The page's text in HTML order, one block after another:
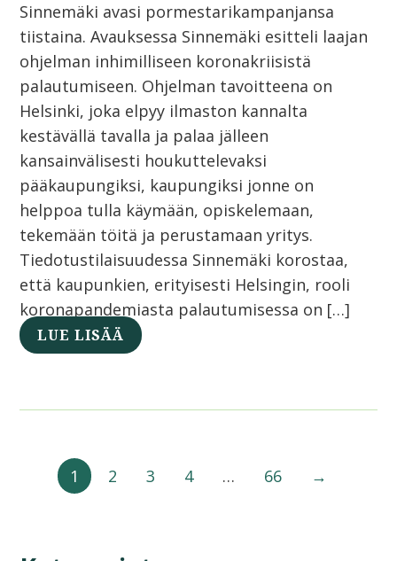
Sinnemäki avasi pormestarikampanjansa
tiistaina. Avauksessa Sinnemäki esitteli laajan
ohjelman inhimilliseen koronakriisistä
palautumiseen. Ohjelman tavoitteena on
Helsinki, joka elpyy ilmaston kannalta
kestävällä tavalla ja palaa jälleen
kansainvälisesti houkuttelevaksi
pääkaupungiksi, kaupungiksi jonne on
helppoa tulla käymään, opiskelemaan,
tekemään töitä ja perustamaan yritys.
Tiedotustilaisuudessa Sinnemäki korostaa,
että kaupunkien, erityisesti Helsingin, rooli
koronapandemiasta palautumisessa on […]
LUE LISÄÄ
1 2 3 4 … 66 →